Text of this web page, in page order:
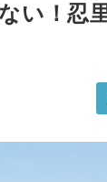
い！忍